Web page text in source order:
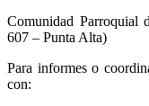
Comunidad Parroquial
607 – Punta Alta)
Para informes o
con: